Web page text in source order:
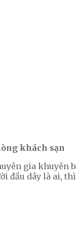
khách sạn
gia
đầu dây là ai,